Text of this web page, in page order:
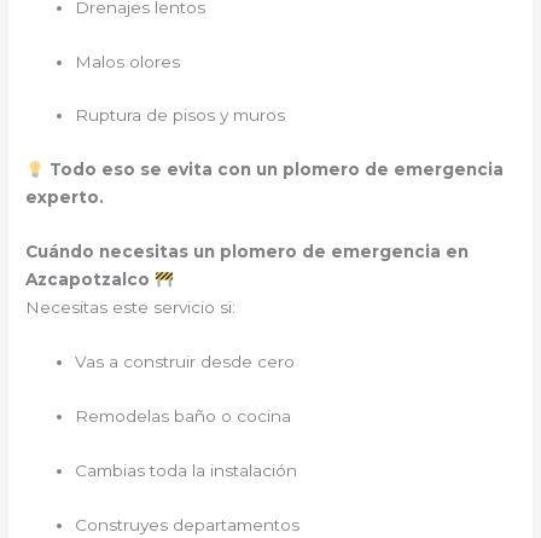
Drenajes lentos
Malos olores
Ruptura de pisos y muros
Todo eso se evita con un plomero de emergencia
experto.
Cuándo necesitas un plomero de emergencia en
Azcapotzalco
Necesitas este servicio si:
Vas a construir desde cero
Remodelas baño o cocina
Cambias toda la instalación
Construyes departamentos